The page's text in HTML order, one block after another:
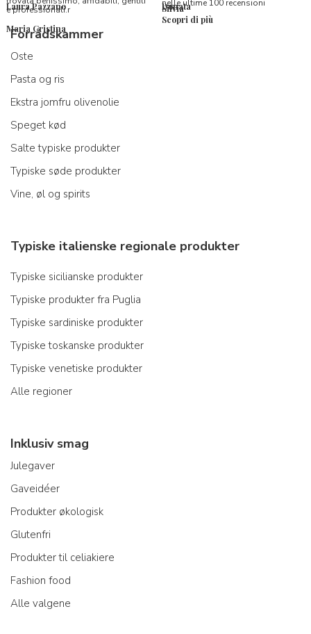
Laura Pazzano
e professionali.r
Maria Cristina
Donata
Silvia
nelle ultime 100 recensioni
Scopri di più
Forrådskammer
Oste
Pasta og ris
Ekstra jomfru olivenolie
Speget kød
Salte typiske produkter
Typiske søde produkter
Vine, øl og spirits
Typiske italienske regionale produkter
Typiske sicilianske produkter
Typiske produkter fra Puglia
Typiske sardiniske produkter
Typiske toskanske produkter
Typiske venetiske produkter
Alle regioner
Inklusiv smag
Julegaver
Gaveidéer
Produkter økologisk
Glutenfri
Produkter til celiakiere
Fashion food
Alle valgene